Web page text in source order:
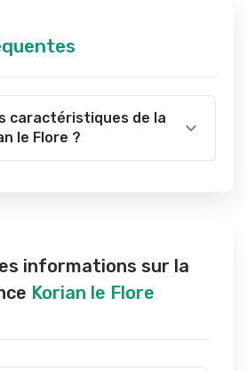
caractéristiques de la
le Flore ?
informations sur la
Korian le Flore